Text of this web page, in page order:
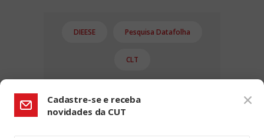
DIEESE Pesquisa Datafolha
CLT
Cadastre-se e receba
novidades da CUT